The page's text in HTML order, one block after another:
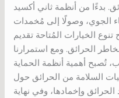
بدءًا من أنظمة ثاني أكسيد
الجوي، وصولًا إلى مُخمدات
تنوع الخيارات المُتاحة تقديم
الحرائق. ومع استمرارنا
تُصبح أهمية أنظمة الحماية
السلامة من الحرائق حول
الحرائق وإخمادها، وفي نهاية